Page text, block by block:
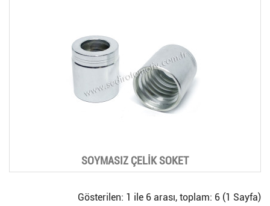
SOYMASIZ ÇELİK SOKET
Gösterilen: 1 ile 6 arası, toplam: 6 (1 Sayfa)